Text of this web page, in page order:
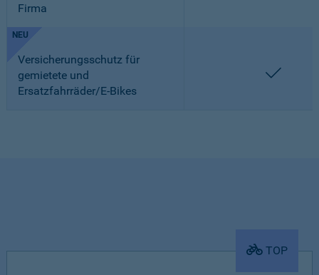
Firma
NEU
Versicherungsschutz für
gemietete und
Ersatzfahrräder/E-Bikes
TOP